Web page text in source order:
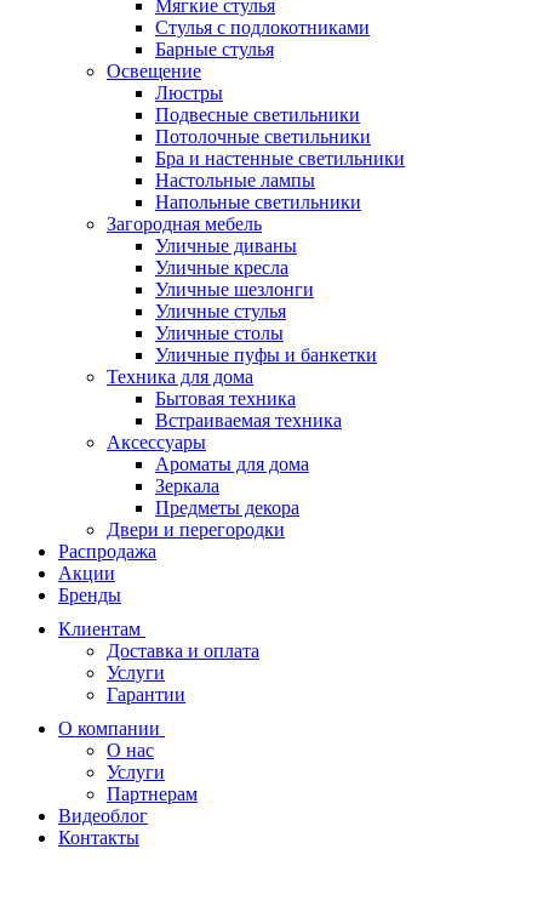
Мягкие стулья
Стулья с подлокотниками
Барные стулья
Освещение
Люстры
Подвесные светильники
Потолочные светильники
Бра и настенные светильники
Настольные лампы
Напольные светильники
Загородная мебель
Уличные диваны
Уличные кресла
Уличные шезлонги
Уличные стулья
Уличные столы
Уличные пуфы и банкетки
Техника для дома
Бытовая техника
Встраиваемая техника
Аксессуары
Ароматы для дома
Зеркала
Предметы декора
Двери и перегородки
Распродажа
Акции
Бренды
Клиентам
Доставка и оплата
Услуги
Гарантии
О компании
О нас
Услуги
Партнерам
Видеоблог
Контакты